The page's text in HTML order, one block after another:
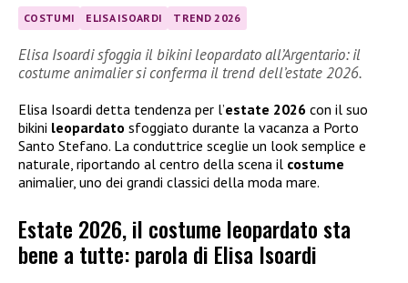
COSTUMI ELISA ISOARDI TREND 2026
Elisa Isoardi sfoggia il bikini leopardato all’Argentario: il
costume animalier si conferma il trend dell’estate 2026.
Elisa Isoardi detta tendenza per l’estate 2026 con il suo
bikini leopardato sfoggiato durante la vacanza a Porto
Santo Stefano. La conduttrice sceglie un look semplice e
naturale, riportando al centro della scena il costume
animalier, uno dei grandi classici della moda mare.
Estate 2026, il costume leopardato sta
bene a tutte: parola di Elisa Isoardi